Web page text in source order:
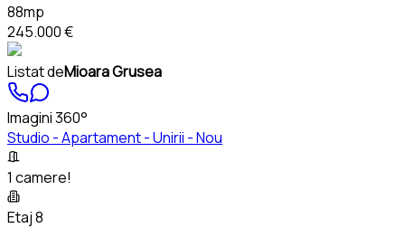
88mp
245.000 €
Listat deMioara Grusea
Imagini 360°
Studio - Apartament - Unirii - Nou
1 camere!
Etaj 8